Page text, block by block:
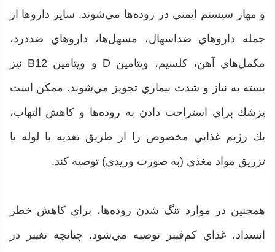
و مهار سيستم ايمني در روده‌ها مي‌شوند. ساير داروها از
جمله داروهاي ضداسهال، مسهل‌ها، داروهاي ضددرد،
مكمل‌هاي آهن، كلسيم، ويتامين D و ويتامين B12 نيز
بسته به نياز و شدت بيماري تجويز مي‌شوند. ممكن است
پزشك براي استراحت دادن به روده‌ها و كاهش التهاب،
يك رژيم غذايي مخصوص را از طريق تغذيه با لوله يا
تزريق مواد مغذي (به صورت وريدي) توصيه كند.
همچنين در موارد تنگ شدن روده‌ها، براي كاهش خطر
انسداد، غذاي كم‌فيبر توصيه مي‌شود. چنانچه تغيير در